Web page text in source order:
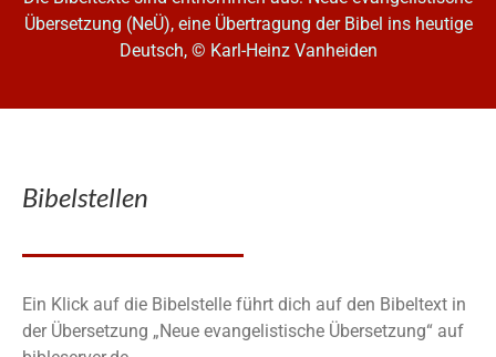
Übersetzung (NeÜ), eine Übertragung der Bibel ins heutige
Deutsch, © Karl-Heinz Vanheiden
Bibelstellen
Ein Klick auf die Bibelstelle führt dich auf den Bibeltext in
der Übersetzung „Neue evangelistische Übersetzung“ auf